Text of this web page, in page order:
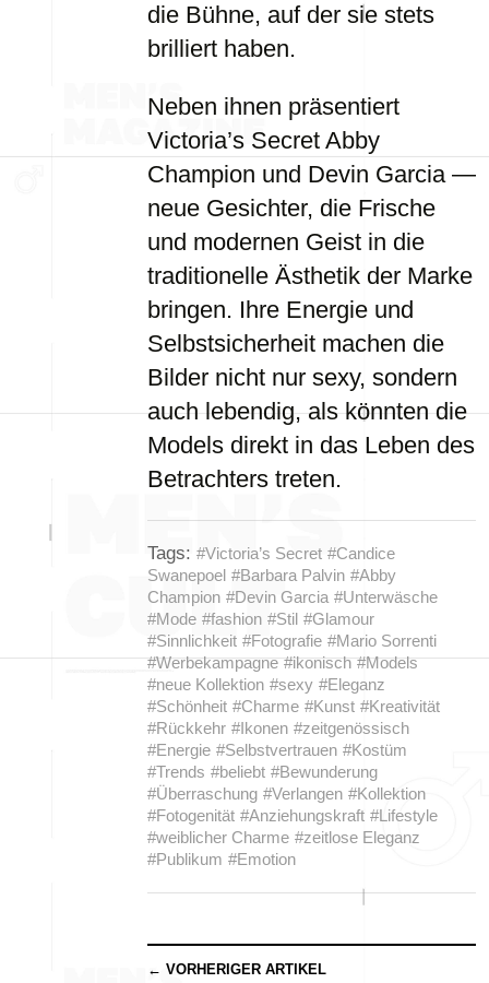
die Bühne, auf der sie stets
brilliert haben.
Neben ihnen präsentiert
Victoria’s Secret Abby
Champion und Devin Garcia —
neue Gesichter, die Frische
und modernen Geist in die
traditionelle Ästhetik der Marke
bringen. Ihre Energie und
Selbstsicherheit machen die
Bilder nicht nur sexy, sondern
auch lebendig, als könnten die
Models direkt in das Leben des
Betrachters treten.
Tags: #Victoria’s Secret #Candice
Swanepoel #Barbara Palvin #Abby
Champion #Devin Garcia #Unterwäsche
#Mode #fashion #Stil #Glamour
#Sinnlichkeit #Fotografie #Mario Sorrenti
#Werbekampagne #ikonisch #Models
#neue Kollektion #sexy #Eleganz
#Schönheit #Charme #Kunst #Kreativität
#Rückkehr #Ikonen #zeitgenössisch
#Energie #Selbstvertrauen #Kostüm
#Trends #beliebt #Bewunderung
#Überraschung #Verlangen #Kollektion
#Fotogenität #Anziehungskraft #Lifestyle
#weiblicher Charme #zeitlose Eleganz
#Publikum #Emotion
← VORHERIGER ARTIKEL